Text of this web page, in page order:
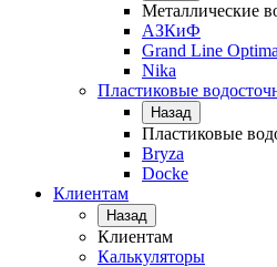
Металлические
АЗКиФ
Grand Line Optima
Nika
Пластиковые
Назад
Пластиковые
Bryza
Docke
Клиентам
Назад
Клиентам
Калькуляторы